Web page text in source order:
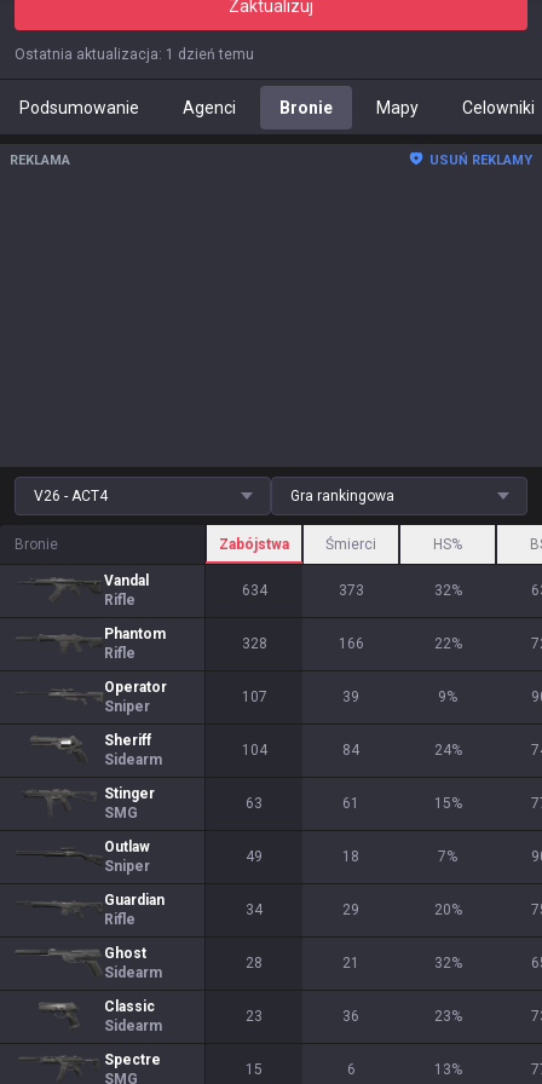
Zaktualizuj
Ostatnia aktualizacja: 1 dzień temu
Podsumowanie Agenci Bronie Mapy Celowniki
REKLAMA USUŃ REKLAMY
V26 - ACT4 Gra rankingowa
Bronie Zabójstwa Śmierci HS%
Vandal
Rifle
634 373 32%
Phantom
Rifle
328 166 22%
Operator
Sniper
107 39 9%
Sheriff
Sidearm
104 84 24%
Stinger
SMG
63 61 15%
Outlaw
Sniper
49 18 7%
Guardian
Rifle
34 29 20%
Ghost
Sidearm
28 21 32%
Classic
Sidearm
23 36 23%
Spectre
SMG
15 6 13%